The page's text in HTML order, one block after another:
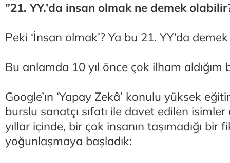
”21. YY.’da insan olmak ne demek
Peki ‘İnsan olmak’? Ya bu 21. YY’da
Bu anlamda 10 yıl önce çok ilham
Google’ın ‘Yapay Zekâ’ konulu yüksek
burslu sanatçı sıfatı ile davet edilen isimler
yıllar içinde, bir çok insanın taşımadığı bir
yoğunlaşmaya başladık: